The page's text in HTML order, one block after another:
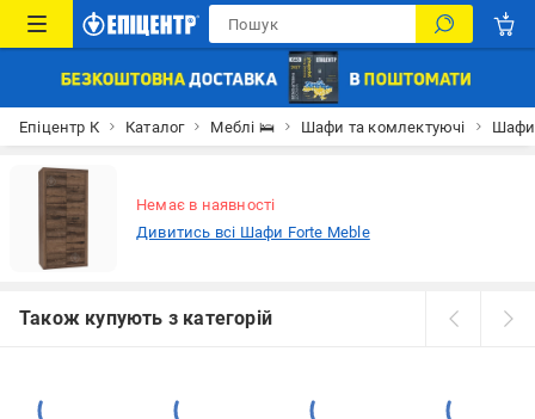
Епіцентр К Каталог Меблі 🛌 Шафи та комлектуючі Шафи
Немає в наявності
Дивитись всі Шафи Forte Meble
Також купують з категорій